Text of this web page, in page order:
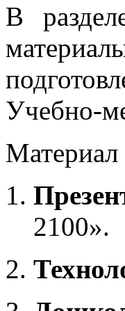
В
Учебно-
Материал
2100».